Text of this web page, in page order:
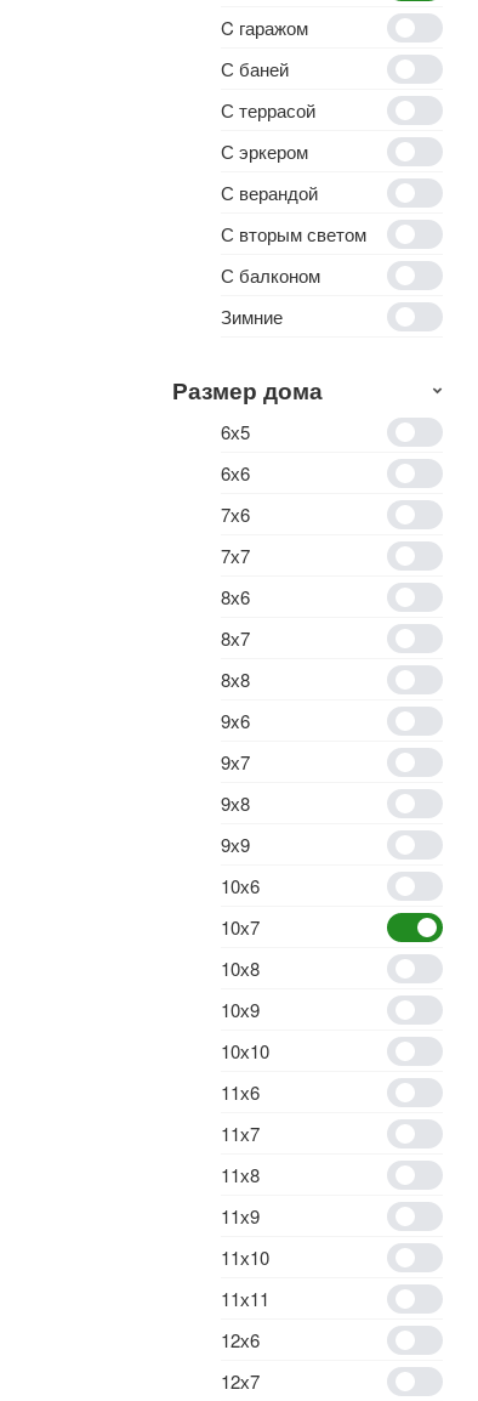
C гаражом
С баней
С террасой
С эркером
С верандой
С вторым светом
С балконом
Зимние
Размер дома
6х5
6х6
7х6
7х7
8х6
8х7
8х8
9x6
9х7
9х8
9х9
10х6
10х7
10х8
10х9
10х10
11х6
11х7
11х8
11х9
11х10
11х11
12х6
12х7